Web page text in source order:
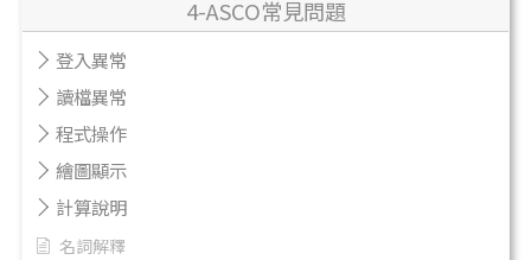
4-ASCO常見問題
登入異常
讀檔異常
程式操作
繪圖顯示
計算說明
名詞解釋